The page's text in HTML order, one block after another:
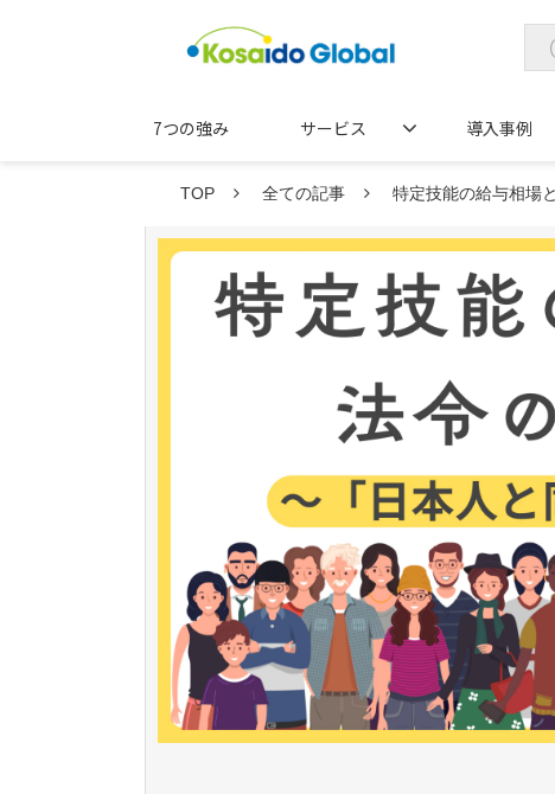
7つの強み サービス 導入事例
TOP 全ての記事 特定技能の給与相場